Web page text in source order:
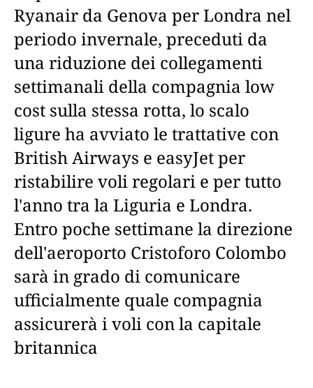
Ryanair da Genova per Londra nel
periodo invernale, preceduti da
una riduzione dei collegamenti
settimanali della compagnia low
cost sulla stessa rotta, lo scalo
ligure ha avviato le trattative con
British Airways e easyJet per
ristabilire voli regolari e per tutto
l'anno tra la Liguria e Londra.
Entro poche settimane la direzione
dell'aeroporto Cristoforo Colombo
sarà in grado di comunicare
ufficialmente quale compagnia
assicurerà i voli con la capitale
britannica